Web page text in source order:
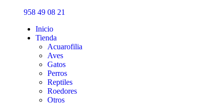
958 49 08 21
Inicio
Tienda
Acuarofilia
Aves
Gatos
Perros
Reptiles
Roedores
Otros
Inicio